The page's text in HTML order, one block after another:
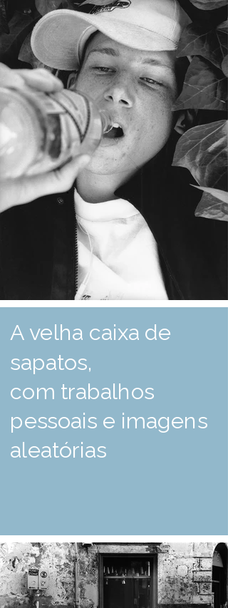
A velha caixa de
sapatos,
com trabalhos
pessoais e imagens
aleatórias